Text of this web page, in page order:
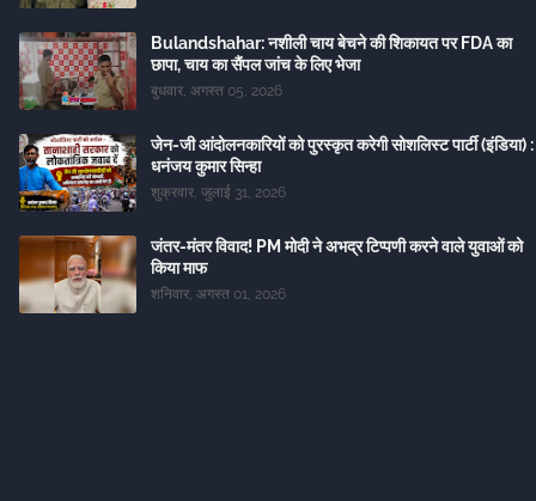
Bulandshahar: नशीली चाय बेचने की शिकायत पर FDA का
छापा, चाय का सैंपल जांच के लिए भेजा
बुधवार, अगस्त 05, 2026
जेन-जी आंदोलनकारियों को पुरस्कृत करेगी सोशलिस्ट पार्टी (इंडिया) :
धनंजय कुमार सिन्हा
शुक्रवार, जुलाई 31, 2026
जंतर-मंतर विवाद! PM मोदी ने अभद्र टिप्पणी करने वाले युवाओं को
किया माफ
शनिवार, अगस्त 01, 2026